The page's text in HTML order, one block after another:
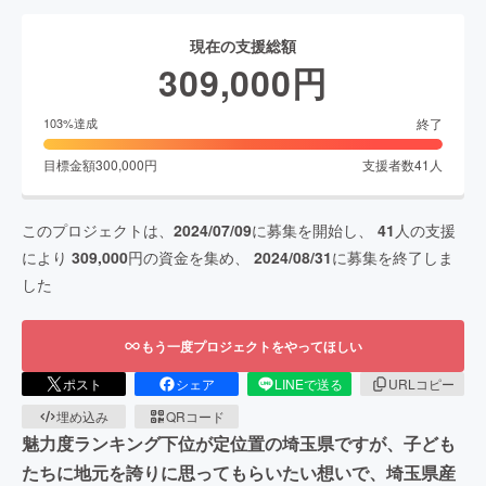
現在の支援総額
309,000円
103%達成 終了
目標金額300,000円 支援者数41 人
このプロジェクトは、 2024/07/09に募集を開始し、 41 人の支援
により 309,000円の資金を集め、 2024/08/31に募集を終了しま
した
もう一度プロジェクトをやってほしい
ポスト シェア LINEで送る
URLコピー
埋め込み
QRコード
魅力度ランキング下位が定位置の埼玉県ですが、子ども
たちに地元を誇りに思ってもらいたい想いで、埼玉県産